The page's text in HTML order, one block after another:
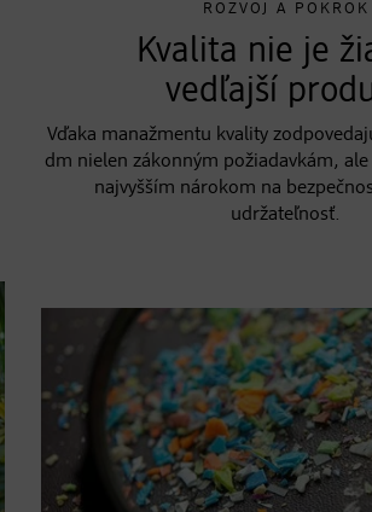
ROZVOJ A POKROK
Kvalita nie je
vedľajší
Vďaka manažmentu kvality
dm nielen zákonným požiadavkám, ale
najvyšším nárokom na
udržateľnosť.